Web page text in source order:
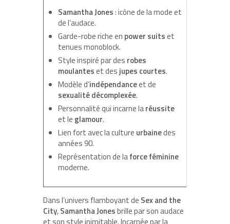
Samantha Jones: icône de la mode et
de l’audace.
Garde-robe riche en power suitset
tenues monoblock.
Style inspiré par des robes
moulanteset des jupes courtes.
Modèle d’indépendanceet de
sexualité décomplexée.
Personnalité qui incarne laréussite
et le glamour.
Lien fort avec la culture urbainedes
années 90.
Représentation de laforce féminine
moderne.
Dans l’univers flamboyant de Sex and the
City,Samantha Jonesbrille par son audace